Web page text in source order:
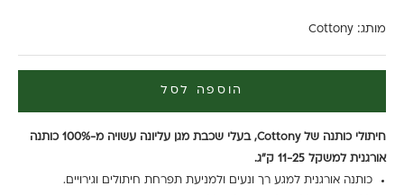
מותג: Cottony
הוספה לסל
חיתולי כותנה של Cottony, בעלי שכבת מגן עליונה עשויה מ-100% כותנה
אורגנית למשקל 11-25 ק"ג.
כותנה אורגנית למגע רך ונעים ולמניעת תפרחת חיתולים וגירויים.